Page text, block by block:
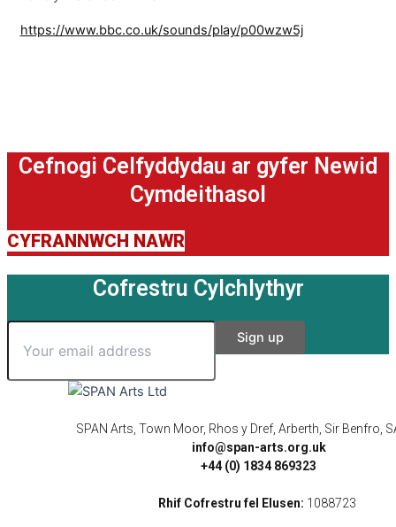
https://www.bbc.co.uk/sounds/play/p00wzw5j
Cefnogi Celfyddydau ar gyfer Newid
Cymdeithasol
CYFRANNWCH NAWR
Cofrestru Cylchlythyr
SPAN Arts, Town Moor, Rhos y Dref, Arberth, Sir Benfro,
info@span-arts.org.uk
+44 (0) 1834 869323
Rhif Cofrestru fel Elusen: 1088723